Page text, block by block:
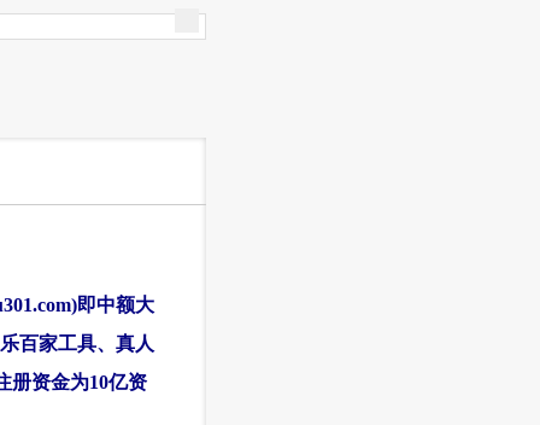
即中额大
百家工具、真人
册资金为10亿资